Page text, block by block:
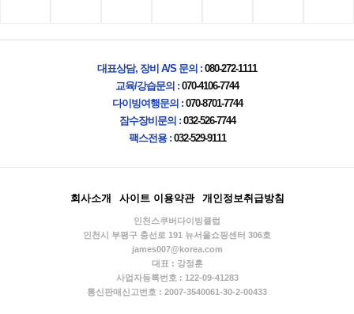
대표상담, 장비 A/S 문의 : 080-272-1111
교육/강습문의 : 070-4106-7744
다이빙여행문의 :070-8701-7744
잠수장비문의 :032-526-7744
팩스전용 :032-529-9111
회사소개 사이트 이용약관 개인정보취급방침
인천스쿠버다이빙클럽
인천시 부평구 충선로 191 뉴서울쇼핑센터 306호
james007@korea.com
대표 : 강정훈
사업자등록번호 : 122-09-41283
통신판매신고번호 : 2007-3540061-30-2-00433